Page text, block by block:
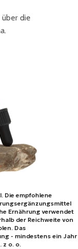
die
Die empfohlene
Ernährung verwendet
der Reichweite von
Das
- mindestens ein Jahr
z o. o.